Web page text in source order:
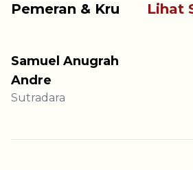
Pemeran & Kru Lihat
Samuel Anugrah
Andre
Sutradara